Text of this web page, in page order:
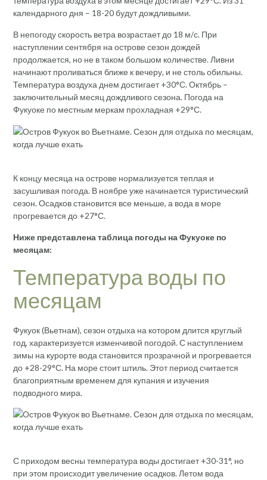
календарного дня – 18-20 будут дождливыми.
В непогоду скорость ветра возрастает до 18 м/с. При
наступлении сентября на острове сезон дождей
продолжается, но не в таком большом количестве. Ливни
начинают проливаться ближе к вечеру, и не столь обильны.
Температура воздуха днем достигает +30°С. Октябрь –
заключительный месяц дождливого сезона. Погода на
Фукуоке по местным меркам прохладная +29°С.
К концу месяца на острове нормализуется теплая и
засушливая погода. В ноябре уже начинается туристический
сезон. Осадков становится все меньше, а вода в море
прогревается до +27°С.
Ниже представлена таблица погоды на Фукуоке по
месяцам:
Температура воды по
месяцам
Фукуок (Вьетнам), сезон отдыха на котором длится круглый
год, характеризуется изменчивой погодой. С наступлением
зимы на курорте вода становится прозрачной и прогревается
до +28-29°С. На море стоит штиль. Этот период считается
благоприятным временем для купания и изучения
подводного мира.
С приходом весны температура воды достигает +30-31°, но
при этом происходит увеличение осадков. Летом вода